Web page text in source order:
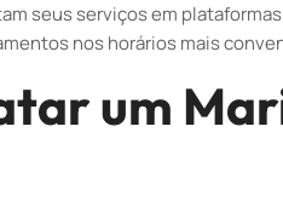
seus serviços em
nos horários mais
um